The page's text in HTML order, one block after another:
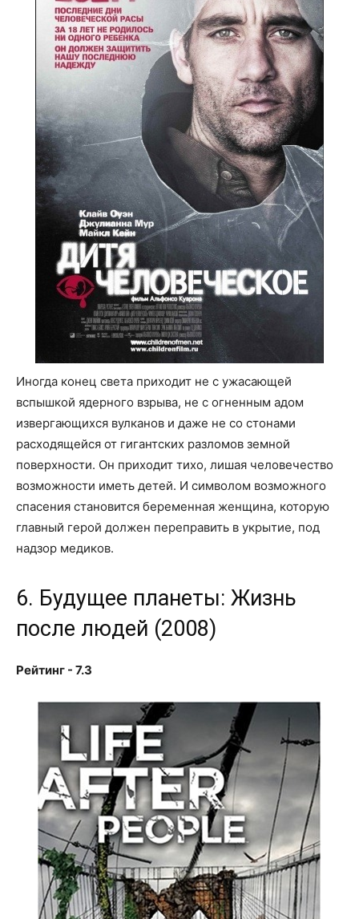
Иногда конец света приходит не с ужасающей
вспышкой ядерного взрыва, не с огненным адом
извергающихся вулканов и даже не со стонами
расходящейся от гигантских разломов земной
поверхности. Он приходит тихо, лишая человечество
возможности иметь детей. И символом возможного
спасения становится беременная женщина, которую
главный герой должен переправить в укрытие, под
надзор медиков.
6. Будущее планеты: Жизнь
после людей (2008)
Рейтинг - 7.3